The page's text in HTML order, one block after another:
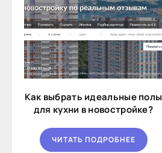
Как выбрать идеальные полы
для кухни в новостройке?
ЧИТАТЬ ПОДРОБНЕЕ